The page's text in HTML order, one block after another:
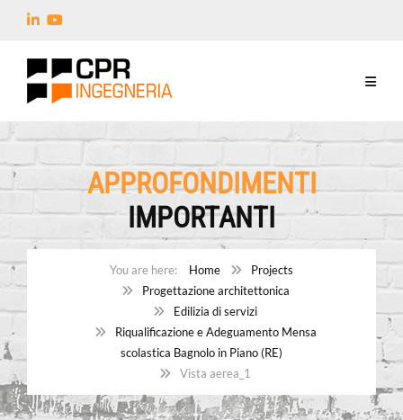
APPROFONDIMENTI
IMPORTANTI
Home
Projects
Progettazione architettonica
Edilizia di servizi
Riqualificazione e Adeguamento Mensa
scolastica Bagnolo in Piano (RE)
Vista aerea_1